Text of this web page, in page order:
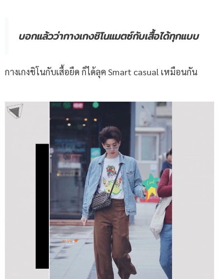
บอกแล้วว่ากางเกงชิโนแมตซ์กับเสื้อได้ทุกแบบ
กางเกงชิโนกับเสื้อยืด ก็ได้ลุค Smart casual เหมือนกัน